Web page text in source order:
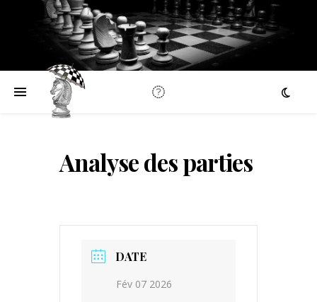
Analyse des parties
DATE
Fév 07 2026